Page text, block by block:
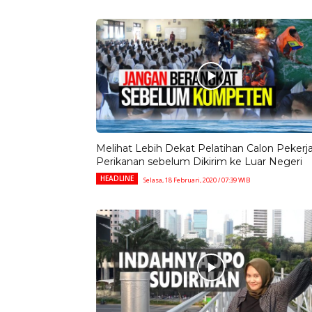
Melihat Lebih Dekat Pelatihan Calon
Perikanan sebelum Dikirim ke Luar Negeri
HEADLINE Selasa, 18 Februari, 2020 / 07:39 WIB